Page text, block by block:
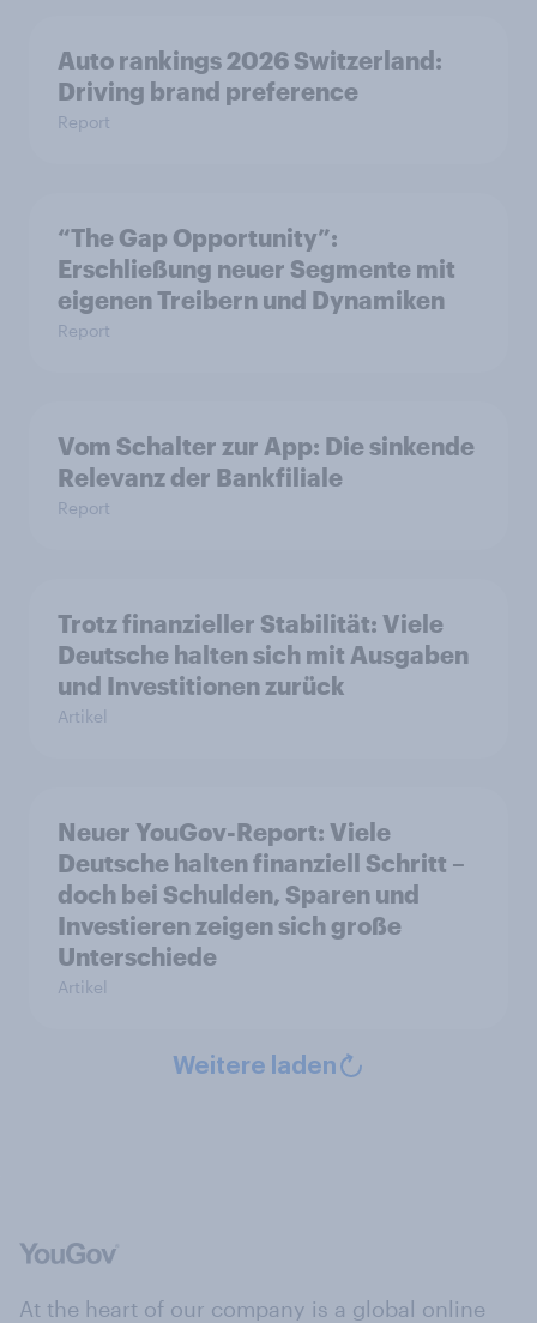
Auto rankings 2026 Switzerland:
Driving brand preference
Report
“The Gap Opportunity”:
Erschließung neuer Segmente mit
eigenen Treibern und Dynamiken
Report
Vom Schalter zur App: Die sinkende
Relevanz der Bankfiliale
Report
Trotz finanzieller Stabilität: Viele
Deutsche halten sich mit Ausgaben
und Investitionen zurück
Artikel
Neuer YouGov-Report: Viele
Deutsche halten finanziell Schritt –
doch bei Schulden, Sparen und
Investieren zeigen sich große
Unterschiede
Artikel
Weitere laden
At the heart of our company is a global online